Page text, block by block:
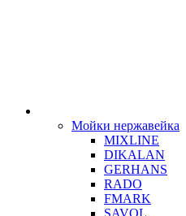
Мойки нержавейка
MIXLINE
DIKALAN
GERHANS
RADO
FMARK
SAVOL